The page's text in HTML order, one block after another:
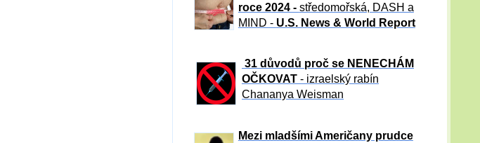
roce 2024 - středomořská, DASH a
MIND - U.S. News & World Report
31 důvod ů proč se NENECHÁM
OČKOVAT - izraelský rabín
Chananya Weisman
Mezi mladšími Američany prudce